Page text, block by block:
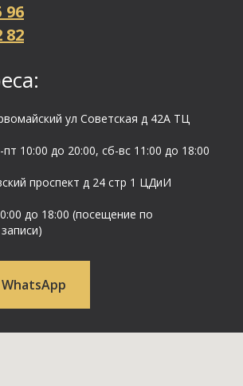
96
82
ул Cоветская д 42А ТЦ
10:00 до 20:00, сб-вс 11:00 до 18:00
проспект д 24 стр 1 ЦДиИ
до 18:00 (посещение по